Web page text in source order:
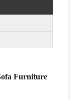
Furniture